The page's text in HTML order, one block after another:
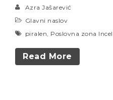
Azra Jašarević
Glavni naslov
piralen Poslovna zona Incel
Read More